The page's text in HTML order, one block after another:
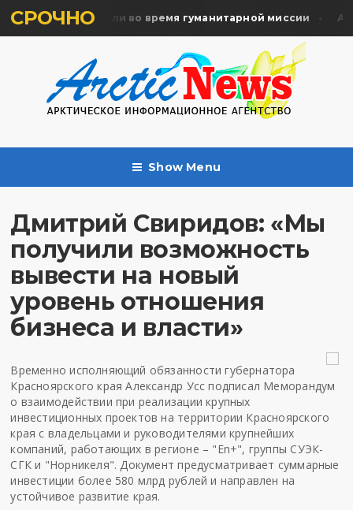
СРОЧНО
жертв почтили во время гуманитарной миссии
Show Menu
Дмитрий Свиридов: «Мы
получили возможность
вывести на новый
уровень отношения
бизнеса и власти»
Временно исполняющий обязанности губернатора
Красноярского края Александр Усс подписал Меморандум
о взаимодействии при реализации крупных
инвестиционных проектов на территории Красноярского
края с владельцами и руководителями крупнейших
компаний, работающих в регионе – "En+", группы СУЭК-
СГК и "Норникеля". Документ предусматривает суммарные
инвестиции более 580 млрд рублей и направлен на
устойчивое развитие края.